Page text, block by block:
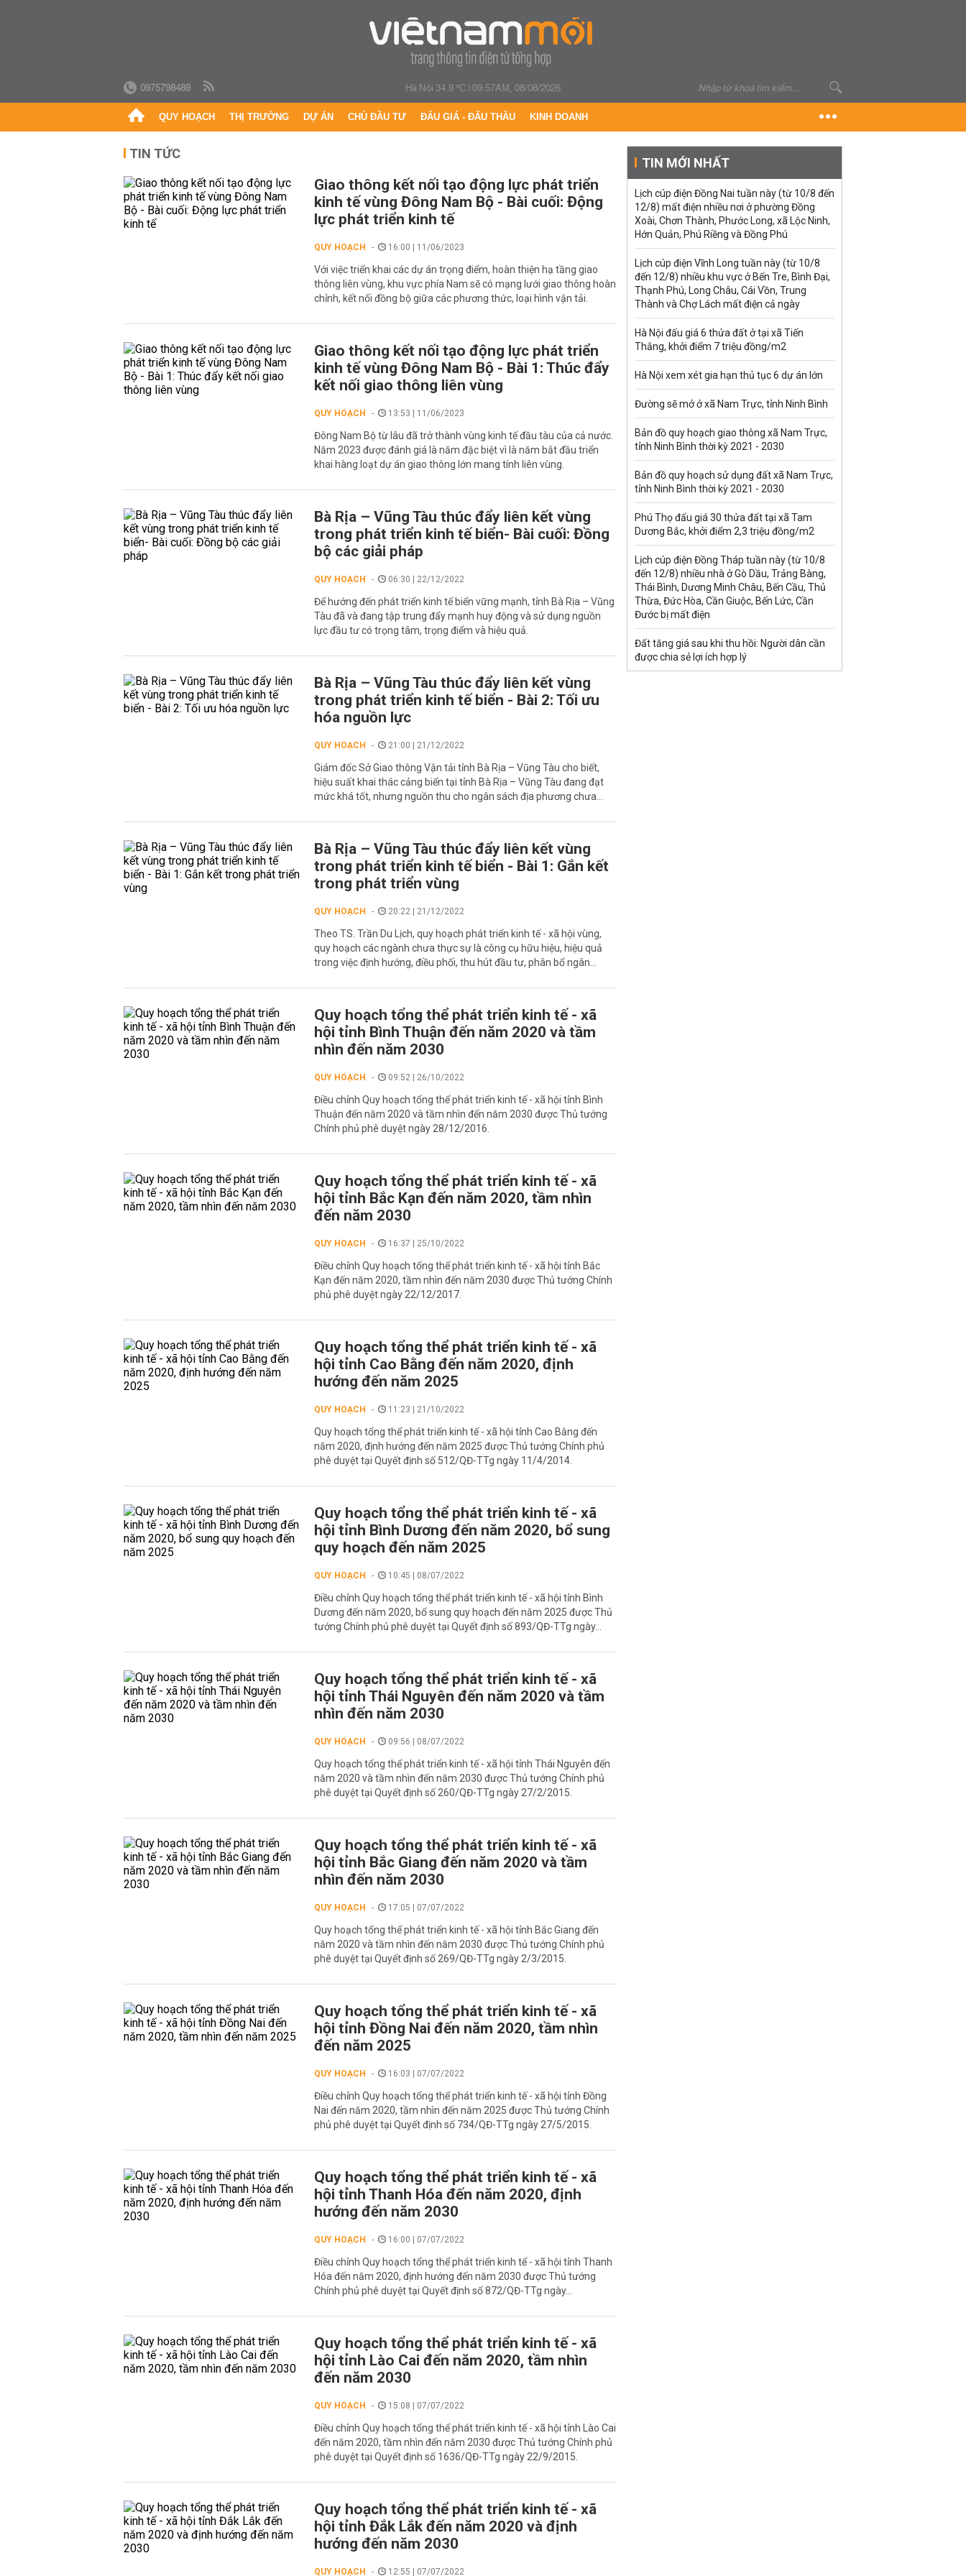
0975798489 Hà Nội 34.9 °C|09:57AM, 08/08/2026
QUY HOẠCH THỊ TRƯỜNG DỰ ÁN CHỦ ĐẦU TƯ ĐẤU GIÁ - ĐẤU THẦU KINH DOANH
TIN TỨC
Giao thông kết nối tạo động lực phát triển
kinh tế vùng Đông Nam Bộ - Bài cuối: Động
lực phát triển kinh tế
QUY HOẠCH 16:00 | 11/06/2023
Với việc triển khai các dự án trọng điểm, hoàn thiện hạ tầng giao
thông liên vùng, khu vực phía Nam sẽ có mạng lưới giao thông hoàn
chỉnh, kết nối đồng bộ giữa các phương thức, loại hình vận tải.
Giao thông kết nối tạo động lực phát triển
kinh tế vùng Đông Nam Bộ - Bài 1: Thúc đẩy
kết nối giao thông liên vùng
QUY HOẠCH 13:53 | 11/06/2023
Đông Nam Bộ từ lâu đã trở thành vùng kinh tế đầu tàu của cả nước.
Năm 2023 được đánh giá là năm đặc biệt vì là năm bắt đầu triển
khai hàng loạt dự án giao thông lớn mang tính liên vùng.
Bà Rịa – Vũng Tàu thúc đẩy liên kết vùng
trong phát triển kinh tế biển- Bài cuối: Đồng
bộ các giải pháp
QUY HOẠCH 06:30 | 22/12/2022
Để hướng đến phát triển kinh tế biển vững mạnh, tỉnh Bà Rịa – Vũng
Tàu đã và đang tập trung đẩy mạnh huy động và sử dụng nguồn
lực đầu tư có trọng tâm, trọng điểm và hiệu quả.
Bà Rịa – Vũng Tàu thúc đẩy liên kết vùng
trong phát triển kinh tế biển - Bài 2: Tối ưu
hóa nguồn lực
QUY HOẠCH 21:00 | 21/12/2022
Giám đốc Sở Giao thông Vận tải tỉnh Bà Rịa – Vũng Tàu cho biết,
hiệu suất khai thác cảng biển tại tỉnh Bà Rịa – Vũng Tàu đang đạt
mức khá tốt, nhưng nguồn thu cho ngân sách địa phương chưa...
Bà Rịa – Vũng Tàu thúc đẩy liên kết vùng
trong phát triển kinh tế biển - Bài 1: Gắn kết
trong phát triển vùng
QUY HOẠCH 20:22 | 21/12/2022
Theo TS. Trần Du Lịch, quy hoạch phát triển kinh tế - xã hội vùng,
quy hoạch các ngành chưa thực sự là công cụ hữu hiệu, hiệu quả
trong việc định hướng, điều phối, thu hút đầu tư, phân bổ ngân...
Quy hoạch tổng thể phát triển kinh tế - xã
hội tỉnh Bình Thuận đến năm 2020 và tầm
nhìn đến năm 2030
QUY HOẠCH 09:52 | 26/10/2022
Điều chỉnh Quy hoạch tổng thể phát triển kinh tế - xã hội tỉnh Bình
Thuận đến năm 2020 và tầm nhìn đến năm 2030 được Thủ tướng
Chính phủ phê duyệt ngày 28/12/2016.
Quy hoạch tổng thể phát triển kinh tế - xã
hội tỉnh Bắc Kạn đến năm 2020, tầm nhìn
đến năm 2030
QUY HOẠCH 16:37 | 25/10/2022
Điều chỉnh Quy hoạch tổng thể phát triển kinh tế - xã hội tỉnh Bắc
Kạn đến năm 2020, tầm nhìn đến năm 2030 được Thủ tướng Chính
phủ phê duyệt ngày 22/12/2017.
Quy hoạch tổng thể phát triển kinh tế - xã
hội tỉnh Cao Bằng đến năm 2020, định
hướng đến năm 2025
QUY HOẠCH 11:23 | 21/10/2022
Quy hoạch tổng thể phát triển kinh tế - xã hội tỉnh Cao Bằng đến
năm 2020, định hướng đến năm 2025 được Thủ tướng Chính phủ
phê duyệt tại Quyết định số 512/QĐ-TTg ngày 11/4/2014.
Quy hoạch tổng thể phát triển kinh tế - xã
hội tỉnh Bình Dương đến năm 2020, bổ sung
quy hoạch đến năm 2025
QUY HOẠCH 10:45 | 08/07/2022
Điều chỉnh Quy hoạch tổng thể phát triển kinh tế - xã hội tỉnh Bình
Dương đến năm 2020, bổ sung quy hoạch đến năm 2025 được Thủ
tướng Chính phủ phê duyệt tại Quyết định số 893/QĐ-TTg ngày...
Quy hoạch tổng thể phát triển kinh tế - xã
hội tỉnh Thái Nguyên đến năm 2020 và tầm
nhìn đến năm 2030
QUY HOẠCH 09:56 | 08/07/2022
Quy hoạch tổng thể phát triển kinh tế - xã hội tỉnh Thái Nguyên đến
năm 2020 và tầm nhìn đến năm 2030 được Thủ tướng Chính phủ
phê duyệt tại Quyết định số 260/QĐ-TTg ngày 27/2/2015.
Quy hoạch tổng thể phát triển kinh tế - xã
hội tỉnh Bắc Giang đến năm 2020 và tầm
nhìn đến năm 2030
QUY HOẠCH 17:05 | 07/07/2022
Quy hoạch tổng thể phát triển kinh tế - xã hội tỉnh Bắc Giang đến
năm 2020 và tầm nhìn đến năm 2030 được Thủ tướng Chính phủ
phê duyệt tại Quyết định số 269/QĐ-TTg ngày 2/3/2015.
Quy hoạch tổng thể phát triển kinh tế - xã
hội tỉnh Đồng Nai đến năm 2020, tầm nhìn
đến năm 2025
QUY HOẠCH 16:03 | 07/07/2022
Điều chỉnh Quy hoạch tổng thể phát triển kinh tế - xã hội tỉnh Đồng
Nai đến năm 2020, tầm nhìn đến năm 2025 được Thủ tướng Chính
phủ phê duyệt tại Quyết định số 734/QĐ-TTg ngày 27/5/2015.
Quy hoạch tổng thể phát triển kinh tế - xã
hội tỉnh Thanh Hóa đến năm 2020, định
hướng đến năm 2030
QUY HOẠCH 16:00 | 07/07/2022
Điều chỉnh Quy hoạch tổng thể phát triển kinh tế - xã hội tỉnh Thanh
Hóa đến năm 2020, định hướng đến năm 2030 được Thủ tướng
Chính phủ phê duyệt tại Quyết định số 872/QĐ-TTg ngày...
Quy hoạch tổng thể phát triển kinh tế - xã
hội tỉnh Lào Cai đến năm 2020, tầm nhìn
đến năm 2030
QUY HOẠCH 15:08 | 07/07/2022
Điều chỉnh Quy hoạch tổng thể phát triển kinh tế - xã hội tỉnh Lào Cai
đến năm 2020, tầm nhìn đến năm 2030 được Thủ tướng Chính phủ
phê duyệt tại Quyết định số 1636/QĐ-TTg ngày 22/9/2015.
Quy hoạch tổng thể phát triển kinh tế - xã
hội tỉnh Đắk Lắk đến năm 2020 và định
hướng đến năm 2030
QUY HOẠCH 12:55 | 07/07/2022
TIN MỚI NHẤT
Lịch cúp điện Đồng Nai tuần này (từ 10/8 đến
12/8) mất điện nhiều nơi ở phường Đồng
Xoài, Chơn Thành, Phước Long, xã Lộc Ninh,
Hớn Quản, Phú Riềng và Đồng Phú
Lịch cúp điện Vĩnh Long tuần này (từ 10/8
đến 12/8) nhiều khu vực ở Bến Tre, Bình Đại,
Thạnh Phú, Long Châu, Cái Vồn, Trung
Thành và Chợ Lách mất điện cả ngày
Hà Nội đấu giá 6 thửa đất ở tại xã Tiến
Thắng, khởi điểm 7 triệu đồng/m2
Hà Nội xem xét gia hạn thủ tục 6 dự án lớn
Đường sẽ mở ở xã Nam Trực, tỉnh Ninh Bình
Bản đồ quy hoạch giao thông xã Nam Trực,
tỉnh Ninh Bình thời kỳ 2021 - 2030
Bản đồ quy hoạch sử dụng đất xã Nam Trực,
tỉnh Ninh Bình thời kỳ 2021 - 2030
Phú Thọ đấu giá 30 thửa đất tại xã Tam
Dương Bắc, khởi điểm 2,3 triệu đồng/m2
Lịch cúp điện Đồng Tháp tuần này (từ 10/8
đến 12/8) nhiều nhà ở Gò Dầu, Trảng Bàng,
Thái Bình, Dương Minh Châu, Bến Cầu, Thủ
Thừa, Đức Hòa, Cần Giuộc, Bến Lức, Cần
Đước bị mất điện
Đất tăng giá sau khi thu hồi: Người dân cần
được chia sẻ lợi ích hợp lý